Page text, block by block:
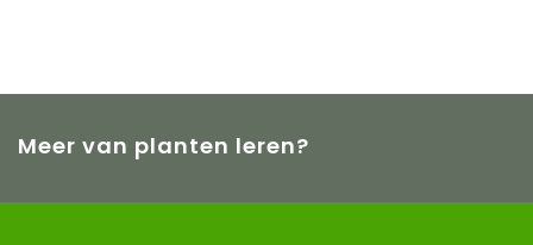
Meer van planten leren?